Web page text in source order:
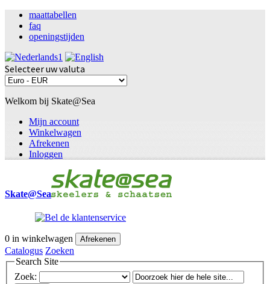
maattabellen
faq
openingstijden
Selecteer uw valuta
Welkom bij Skate@Sea
Mijn account
Winkelwagen
Afrekenen
Inloggen
Skate@Sea
0 in winkelwagen Afrekenen
Catalogus Zoeken
Search Site
Zoek: